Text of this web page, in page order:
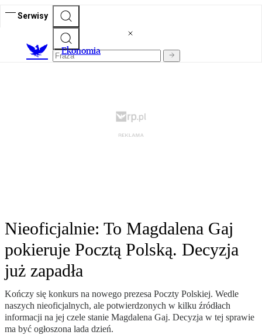
Serwisy
Ekonomia
Nieoficjalnie: To Magdalena Gaj
pokieruje Pocztą Polską. Decyzja
już zapadła
Kończy się konkurs na nowego prezesa Poczty Polskiej. Wedle
naszych nieoficjalnych, ale potwierdzonych w kilku źródłach
informacji na jej czele stanie Magdalena Gaj. Decyzja w tej sprawie
ma być ogłoszona lada dzień.